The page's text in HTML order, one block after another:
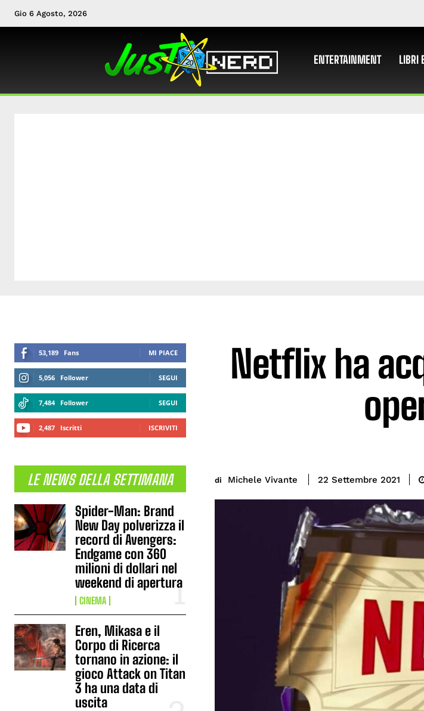
Gio 6 Agosto, 2026
ENTERTAINMENT LIBRI
53,189 Fans MI PIACE
5,056 Follower SEGUI
7,484 Follower SEGUI
2,487 Iscritti ISCRIVITI
LE NEWS DELLA SETTIMANA
Spider-Man: Brand
New Day polverizza il
record di Avengers:
Endgame con 360
milioni di dollari nel
weekend di apertura
CINEMA
Eren, Mikasa e il
Corpo di Ricerca
tornano in azione: il
gioco Attack on Titan
3 ha una data di
uscita
Netflix ha
di Michele Vivante 22 Settembre 2021